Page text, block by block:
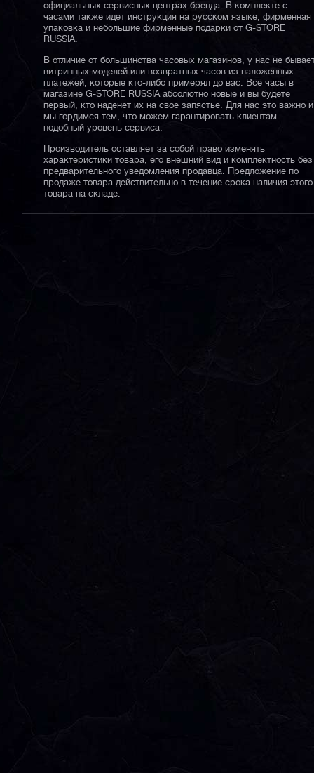
официальных сервисных центрах бренда. В комплекте с
часами также идет инструкция на русском языке, фирменная
упаковка и небольшие фирменные подарки от G-STORE
RUSSIA.
В отличие от большинства часовых магазинов, у нас не
витринных моделей или возвратных часов из наложенных
платежей, которые кто-либо примерял до вас. Все часы в
магазине G-STORE RUSSIA абсолютно новые и вы будете
первый, кто наденет их на свое запястье. Для нас это важно и
мы гордимся тем, что можем гарантировать клиентам
подобный уровень сервиса.
Производитель оставляет за собой право изменять
характеристики товара, его внешний вид и комплектность без
предварительного уведомления продавца. Предложение по
продаже товара действительно в течение срока наличия этого
товара на складе.